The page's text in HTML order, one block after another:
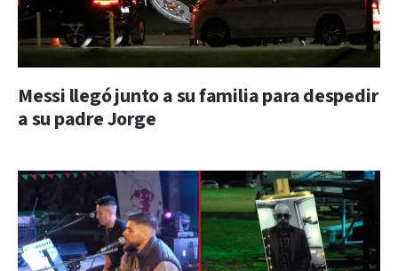
Messi llegó junto a su familia para despedir
a su padre Jorge